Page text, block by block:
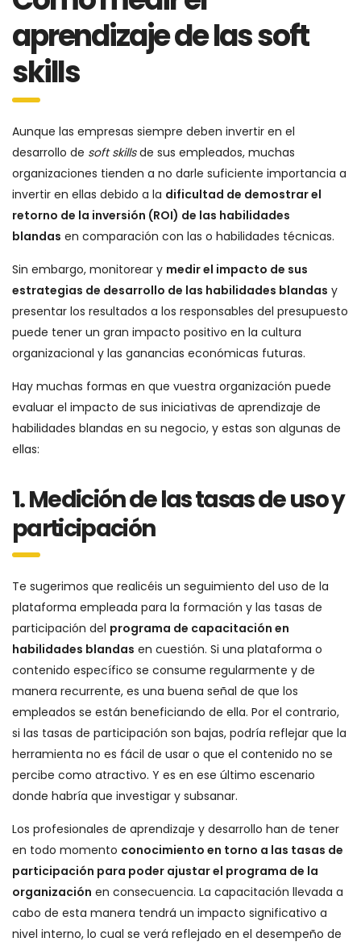
aprendizaje de las soft
skills
Aunque las empresas siempre deben invertir en el
desarrollo de soft skillsde sus empleados, muchas
organizaciones tienden a no darle suficiente importancia a
invertir en ellas debido a la dificultad de demostrar el
retorno de la inversión (ROI) de las habilidades
blandas en comparación con las o habilidades técnicas.
Sin embargo, monitorear y medir el impacto de sus
estrategias de desarrollo de las habilidades blandas y
presentar los resultados a los responsables del presupuesto
puede tener un gran impacto positivo en la cultura
organizacional y las ganancias económicas futuras.
Hay muchas formas en que vuestra organización puede
evaluar el impacto de sus iniciativas de aprendizaje de
habilidades blandas en su negocio, y estas son algunas de
ellas:
1. Medición de las tasas de uso y
participación
Te sugerimos que realicéis un seguimiento del uso de la
plataforma empleada para la formación y las tasas de
participación del programa de capacitación en
habilidades blandas en cuestión. Si una plataforma o
contenido específico se consume regularmente y de
manera recurrente, es una buena señal de que los
empleados se están beneficiando de ella. Por el contrario,
si las tasas de participación son bajas, podría reflejar que la
herramienta no es fácil de usar o que el contenido no se
percibe como atractivo. Y es en ese último escenario
donde habría que investigar y subsanar.
Los profesionales de aprendizaje y desarrollo han de tener
en todo momento conocimiento en torno a las tasas de
participación para poder ajustar el programa de la
organización en consecuencia. La capacitación llevada a
cabo de esta manera tendrá un impacto significativo a
nivel interno, lo cual se verá reflejado en el desempeño de